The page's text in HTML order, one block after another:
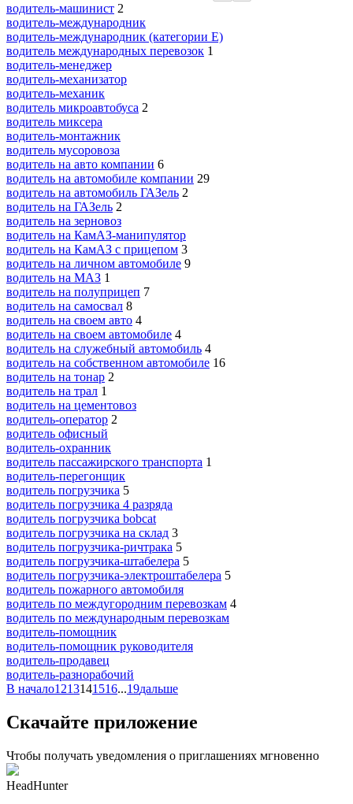
водитель-машинист 2
водитель-международник
водитель-международник (категории Е)
водитель международных перевозок 1
водитель-менеджер
водитель-механизатор
водитель-механик
водитель микроавтобуса 2
водитель миксера
водитель-монтажник
водитель мусоровоза
водитель на авто компании 6
водитель на автомобиле компании 29
водитель на автомобиль ГАЗель 2
водитель на ГАЗель 2
водитель на зерновоз
водитель на КамАЗ-манипулятор
водитель на КамАЗ с прицепом 3
водитель на личном автомобиле 9
водитель на МАЗ 1
водитель на полуприцеп 7
водитель на самосвал 8
водитель на своем авто 4
водитель на своем автомобиле 4
водитель на служебный автомобиль 4
водитель на собственном автомобиле 16
водитель на тонар 2
водитель на трал 1
водитель на цементовоз
водитель-оператор 2
водитель офисный
водитель-охранник
водитель пассажирского транспорта 1
водитель-перегонщик
водитель погрузчика 5
водитель погрузчика 4 разряда
водитель погрузчика bobcat
водитель погрузчика на склад 3
водитель погрузчика-ричтрака 5
водитель погрузчика-штабелера 5
водитель погрузчика-электроштабелера 5
водитель пожарного автомобиля
водитель по междугородним перевозкам 4
водитель по международным перевозкам
водитель-помощник
водитель-помощник руководителя
водитель-продавец
водитель-разнорабочий
В начало1213141516...19дальше
Скачайте приложение
Чтобы получать уведомления о приглашениях мгновенно
HeadHunter